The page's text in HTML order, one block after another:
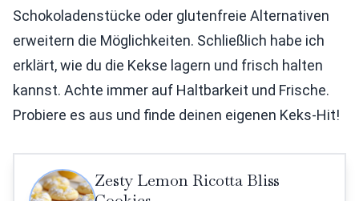
Schokoladenstücke oder glutenfreie Alternativen
erweitern die Möglichkeiten. Schließlich habe ich
erklärt, wie du die Kekse lagern und frisch halten
kannst. Achte immer auf Haltbarkeit und Frische.
Probiere es aus und finde deinen eigenen Keks-Hit!
Zesty Lemon Ricotta Bliss